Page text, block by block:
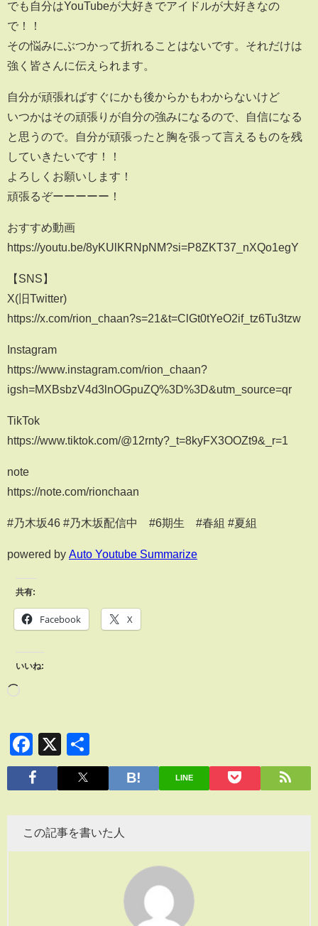
でも自分はYouTubeが大好きでアイドルが大好きなの
で！！
その悩みにぶつかって折れることはないです。それだけは
強く皆さんに伝えられます。
自分が頑張ればすぐにかも後からかもわからないけど
いつかはその頑張りが自分の強みになるので、自信になる
と思うので。自分が頑張ったと胸を張って言えるものを残
していきたいです！！
よろしくお願いします！
頑張るぞーーーーー！
おすすめ動画
https://youtu.be/8yKUlKRNpNM?si=P8ZKT37_nXQo1egY
【SNS】
X(旧Twitter)
https://x.com/rion_chaan?s=21&t=ClGt0tYeO2if_tz6Tu3tzw
Instagram
https://www.instagram.com/rion_chaan?
igsh=MXBsbzV4d3lnOGpuZQ%3D%3D&utm_source=qr
TikTok
https://www.tiktok.com/@12rnty?_t=8kyFX3OOZt9&_r=1
note
https://note.com/rionchaan
#乃木坂46 #乃木坂配信中 #6期生 #春組 #夏組
powered by Auto Youtube Summarize
共有:
Facebook X
いいね:
Facebook
X
有
LINE
この記事を書いた人